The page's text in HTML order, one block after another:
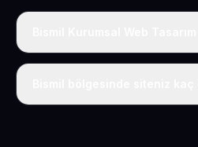
Tek fiyat uygulanır: yıllık 50